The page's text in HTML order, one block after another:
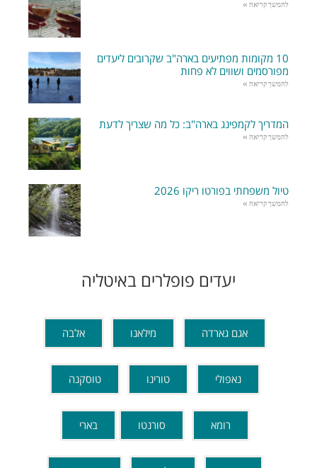
להמשך קריאה »
10 מקומות מפתיעים בארה"ב שקרובים ליעדים
מפורסמים ושווים לא פחות
להמשך קריאה »
המדריך לקמפינג בארה"ב: כל מה שצריך לדעת
להמשך קריאה »
טיול משפחתי בפורטו ריקו 2026
להמשך קריאה »
יעדים פופלרים באיטליה
אגם גארדה מילאנו אלבה
נאפולי טורינו טוסקנה
רומא סורנטו בארי